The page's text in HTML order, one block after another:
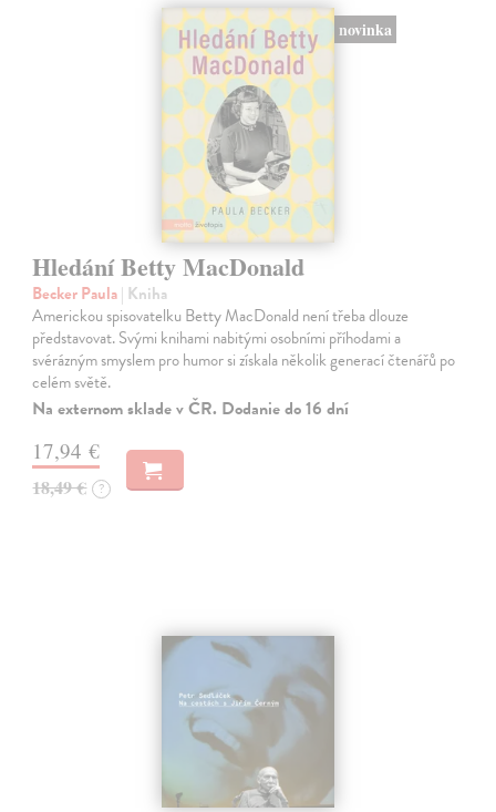
novinka
Hledání Betty MacDonald
Becker Paula| Kniha
Americkou spisovatelku Betty MacDonald není třeba dlouze
představovat. Svými knihami nabitými osobními příhodami a
svérázným smyslem pro humor si získala několik generací čtenářů po
celém světě.
Na externom sklade v ČR. Dodanie do 16 dní
17,94 €
18,49 € ?